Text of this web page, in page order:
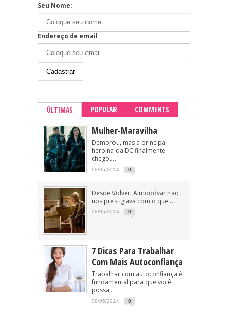
Seu Nome:
Endereço de email
ÚLTIMAS POPULAR COMMENTS
Mulher-Maravilha
Demorou, mas a principal
heroína da DC finalmente
chegou...
08/05/2014 0
Desde Volver, Almodóvar não
nos prestigiava com o que...
08/05/2014 0
7 Dicas Para Trabalhar
Com Mais Autoconfiança
Trabalhar com autoconfiança é
fundamental para que você
possa...
08/05/2014 0